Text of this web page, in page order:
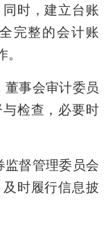
时，建立台账
完整的会计账
事会审计委员
检查，必要时
督管理委员会
时履行信息披